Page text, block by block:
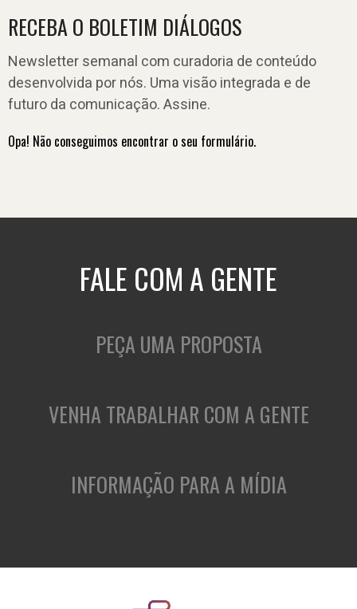
RECEBA O BOLETIM DIÁLOGOS
Newsletter semanal com curadoria de conteúdo
desenvolvida por nós. Uma visão integrada e de
futuro da comunicação. Assine.
Opa! Não conseguimos encontrar o seu formulário.
FALE COM A GENTE
PEÇA UMA PROPOSTA
VENHA TRABALHAR COM A GENTE
INFORMAÇÃO PARA A MÍDIA